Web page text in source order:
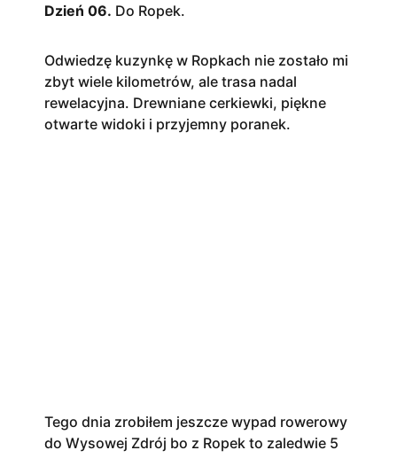
Dzień 06. Do Ropek.
Odwiedzę kuzynkę w Ropkach nie zostało mi
zbyt wiele kilometrów, ale trasa nadal
rewelacyjna. Drewniane cerkiewki, piękne
otwarte widoki i przyjemny poranek.
Tego dnia zrobiłem jeszcze wypad rowerowy
do Wysowej Zdrój bo z Ropek to zaledwie 5